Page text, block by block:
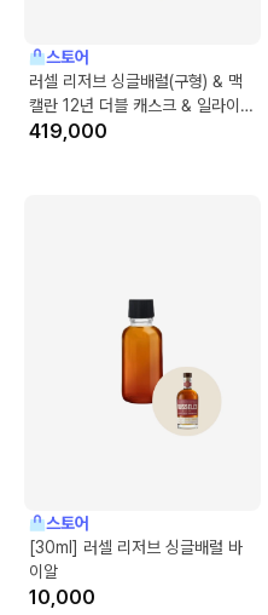
스토어
러셀 리저브 싱글배럴(구형) & 맥
캘란 12년 더블 캐스크 & 일라이저
크레이그 스몰 배치
419,000
스토어
[30ml] 러셀 리저브 싱글배럴 바
이알
10,000